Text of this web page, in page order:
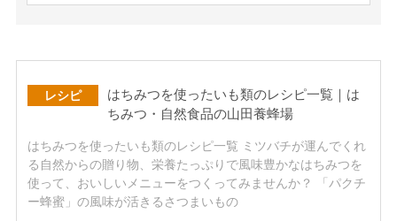
る
レシピ
はちみつを使ったいも類のレシピ一覧｜は
ちみつ・自然食品の山田養蜂場
はちみつを使ったいも類のレシピ一覧 ミツバチが運んでくれ
る自然からの贈り物、栄養たっぷりで風味豊かなはちみつを
使って、おいしいメニューをつくってみませんか？ 「パクチ
ー蜂蜜」の風味が活きるさつまいもの